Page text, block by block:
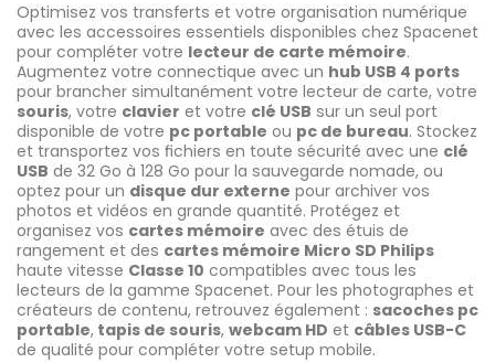
Optimisez vos transferts et votre organisation numérique
avec les accessoires essentiels disponibles chez Spacenet
pour compléter votre lecteur de carte mémoire.
Augmentez votre connectique avec un hub USB 4 ports
pour brancher simultanément votre lecteur de carte, votre
souris, votre clavier et votre clé USB sur un seul port
disponible de votre pc portable ou pc de bureau. Stockez
et transportez vos fichiers en toute sécurité avec une clé
USB de 32 Go à 128 Go pour la sauvegarde nomade, ou
optez pour un disque dur externe pour archiver vos
photos et vidéos en grande quantité. Protégez et
organisez vos cartes mémoire avec des étuis de
rangement et des cartes mémoire Micro SD Philips
haute vitesse Classe 10 compatibles avec tous les
lecteurs de la gamme Spacenet. Pour les photographes et
créateurs de contenu, retrouvez également : sacoches pc
portable, tapis de souris, webcam HD et câbles USB-C
de qualité pour compléter votre setup mobile.